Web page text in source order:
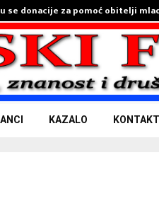
se donacije za pomoć obitelji
KAZALO KONTAKT